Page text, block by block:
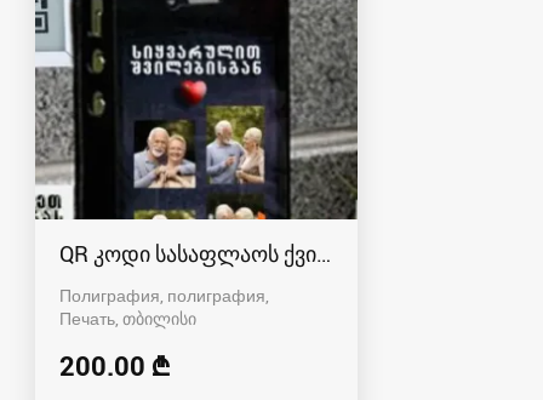
QR კოდი სასაფლაოს ქვისთვის
Полиграфия, полиграфия,
Печать თბილისი
200.00 ₾